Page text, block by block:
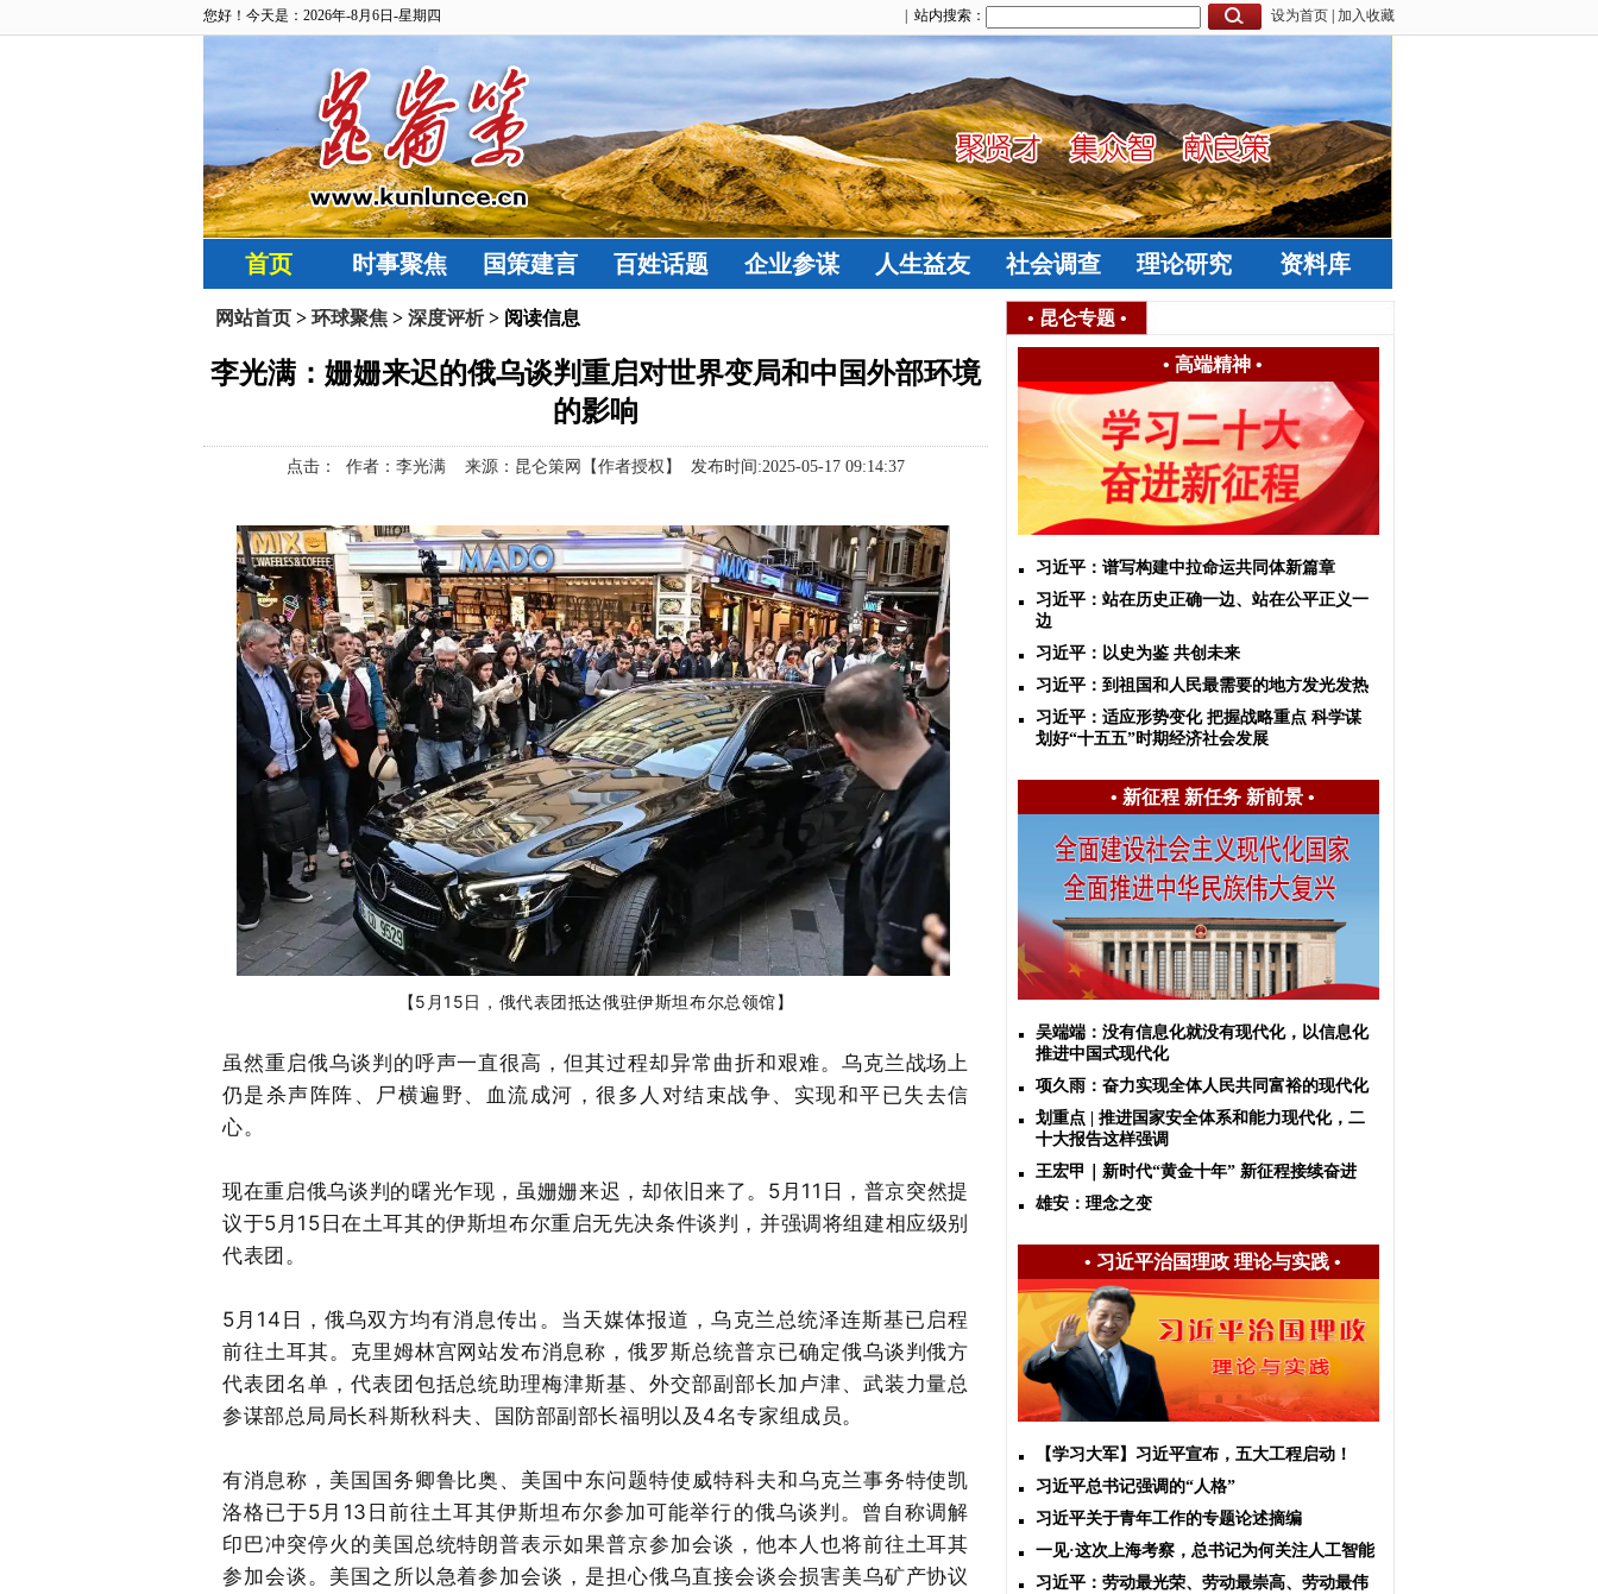
您好！今天是：2026年-8月6日-星期四 设为首页 加入收藏
| 站内搜索：
首页 时事聚焦 国策建言 百姓话题 企业参谋 人生益友 社会调查 理论研究 资料库
网站首页 > 环球聚焦 > 深度评析> 阅读信息
李光满：姗姗来迟的俄乌谈判重启对世界变局和中国外部环境
的影响
点击： 作者：李光满 来源：昆仑策网【作者授权】 发布时间:2025-05-17 09:14:37
【5月15日，俄代表团抵达俄驻伊斯坦布尔总领馆】
虽然重启俄乌谈判的呼声一直很高，但其过程却异常曲折和艰难。乌克兰战场上
仍是杀声阵阵、尸横遍野、血流成河，很多人对结束战争、实现和平已失去信
心。
现在重启俄乌谈判的曙光乍现，虽姗姗来迟，却依旧来了。5月11日，普京突然提
议于5月15日在土耳其的伊斯坦布尔重启无先决条件谈判，并强调将组建相应级别
代表团。
5月14日，俄乌双方均有消息传出。当天媒体报道，乌克兰总统泽连斯基已启程
前往土耳其。克里姆林宫网站发布消息称，俄罗斯总统普京已确定俄乌谈判俄方
代表团名单，代表团包括总统助理梅津斯基、外交部副部长加卢津、武装力量总
参谋部总局局长科斯秋科夫、国防部副部长福明以及4名专家组成员。
有消息称，美国国务卿鲁比奥、美国中东问题特使威特科夫和乌克兰事务特使凯
洛格已于5月13日前往土耳其伊斯坦布尔参加可能举行的俄乌谈判。曾自称调解
印巴冲突停火的美国总统特朗普表示如果普京参加会谈，他本人也将前往土耳其
参加会谈。美国之所以急着参加会谈，是担心俄乌直接会谈会损害美乌矿产协议
• 昆仑专题 •
• 高端精神•
习近平：谱写构建中拉命运共同体新篇章
习近平：站在历史正确一边、站在公平正义一
边
习近平：以史为鉴 共创未来
习近平：到祖国和人民最需要的地方发光发热
习近平：适应形势变化 把握战略重点 科学谋
划好“十五五”时期经济社会发展
• 新征程 新任务 新前景•
吴端端：没有信息化就没有现代化，以信息化
推进中国式现代化
项久雨：奋力实现全体人民共同富裕的现代化
划重点 | 推进国家安全体系和能力现代化，二
十大报告这样强调
王宏甲｜新时代“黄金十年” 新征程接续奋进
雄安：理念之变
• 习近平治国理政 理论与实践•
【学习大军】习近平宣布，五大工程启动！
习近平总书记强调的“人格”
习近平关于青年工作的专题论述摘编
一见·这次上海考察，总书记为何关注人工智能
习近平：劳动最光荣、劳动最崇高、劳动最伟